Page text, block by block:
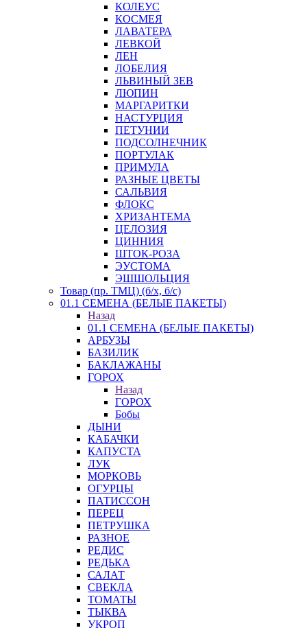
КОЛЕУС
КОСМЕЯ
ЛАВАТЕРА
ЛЕВКОЙ
ЛЕН
ЛОБЕЛИЯ
ЛЬВИНЫЙ ЗЕВ
ЛЮПИН
МАРГАРИТКИ
НАСТУРЦИЯ
ПЕТУНИИ
ПОДСОЛНЕЧНИК
ПОРТУЛАК
ПРИМУЛА
РАЗНЫЕ ЦВЕТЫ
САЛЬВИЯ
ФЛОКС
ХРИЗАНТЕМА
ЦЕЛОЗИЯ
ЦИННИЯ
ШТОК-РОЗА
ЭУСТОМА
ЭШШОЛЬЦИЯ
Товар (пр. ТМЦ) (б/х, б/с)
01.1 СЕМЕНА (БЕЛЫЕ ПАКЕТЫ)
Назад
01.1 СЕМЕНА (БЕЛЫЕ ПАКЕТЫ)
АРБУЗЫ
БАЗИЛИК
БАКЛАЖАНЫ
ГОРОХ
Назад
ГОРОХ
Бобы
ДЫНИ
КАБАЧКИ
КАПУСТА
ЛУК
МОРКОВЬ
ОГУРЦЫ
ПАТИССОН
ПЕРЕЦ
ПЕТРУШКА
РАЗНОЕ
РЕДИС
РЕДЬКА
САЛАТ
СВЕКЛА
ТОМАТЫ
ТЫКВА
УКРОП